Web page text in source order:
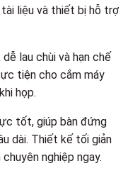
liệu và thiết bị hỗ trợ
lau chùi và hạn chế
tiện cho cắm máy
họp.
tốt, giúp bàn đứng
dài. Thiết kế tối giản
nghiệp ngay.